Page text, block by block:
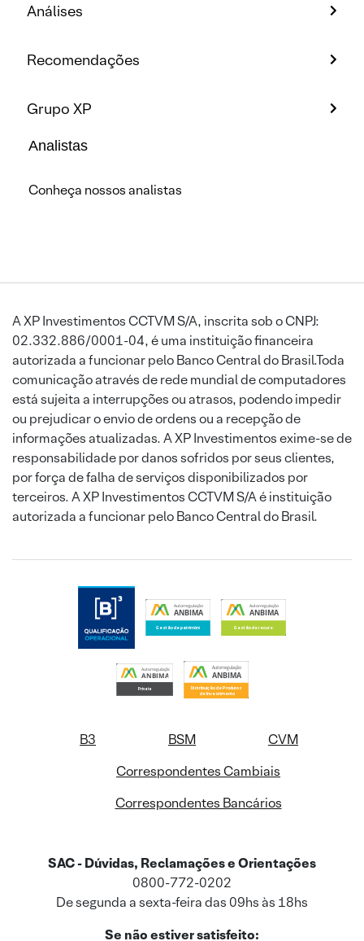
Análises
Recomendações
Grupo XP
Analistas
Conheça nossos analistas
A XP Investimentos CCTVM S/A, inscrita sob o CNPJ:
02.332.886/0001-04, é uma instituição financeira
autorizada a funcionar pelo Banco Central do Brasil.Toda
comunicação através de rede mundial de computadores
está sujeita a interrupções ou atrasos, podendo impedir
ou prejudicar o envio de ordens ou a recepção de
informações atualizadas. A XP Investimentos exime-se de
responsabilidade por danos sofridos por seus clientes,
por força de falha de serviços disponibilizados por
terceiros. A XP Investimentos CCTVM S/A é instituição
autorizada a funcionar pelo Banco Central do Brasil.
B3 BSM
CVM
Correspondentes Cambiais
Correspondentes Bancários
SAC - Dúvidas, Reclamações e Orientações
0800-772-0202
De segunda a sexta-feira das 09hs às 18hs
Se não estiver satisfeito: